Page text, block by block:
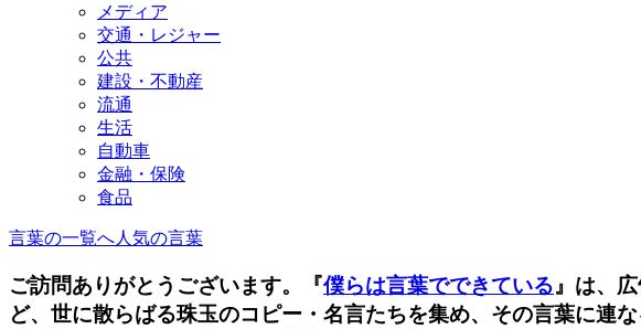
メディア
交通・レジャー
公共
建設・不動産
流通
生活
自動車
金融・保険
食品
言葉の一覧へ人気の言葉
ご訪問ありがとうございます。『僕らは言葉でできている』は、
ど、世に散らばる珠玉のコピー・名言たちを集め、その言葉に連